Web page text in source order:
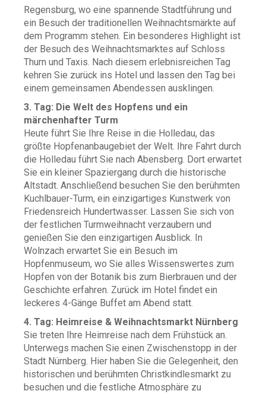
Regensburg, wo eine spannende Stadtführung und
ein Besuch der traditionellen Weihnachtsmärkte auf
dem Programm stehen. Ein besonderes Highlight ist
der Besuch des Weihnachtsmarktes auf Schloss
Thurn und Taxis. Nach diesem erlebnisreichen Tag
kehren Sie zurück ins Hotel und lassen den Tag bei
einem gemeinsamen Abendessen ausklingen.
3. Tag: Die Welt des Hopfens und ein
märchenhafter Turm
Heute führt Sie Ihre Reise in die Holledau, das
größte Hopfenanbaugebiet der Welt. Ihre Fahrt durch
die Holledau führt Sie nach Abensberg. Dort erwartet
Sie ein kleiner Spaziergang durch die historische
Altstadt. Anschließend besuchen Sie den berühmten
Kuchlbauer-Turm, ein einzigartiges Kunstwerk von
Friedensreich Hundertwasser. Lassen Sie sich von
der festlichen Turmweihnacht verzaubern und
genießen Sie den einzigartigen Ausblick. In
Wolnzach erwartet Sie ein Besuch im
Hopfenmuseum, wo Sie alles Wissenswertes zum
Hopfen von der Botanik bis zum Bierbrauen und der
Geschichte erfahren. Zurück im Hotel findet ein
leckeres 4-Gänge Buffet am Abend statt.
4. Tag: Heimreise & Weihnachtsmarkt Nürnberg
Sie treten Ihre Heimreise nach dem Frühstück an.
Unterwegs machen Sie einen Zwischenstopp in der
Stadt Nürnberg. Hier haben Sie die Gelegenheit, den
historischen und berühmten Christkindlesmarkt zu
besuchen und die festliche Atmosphäre zu